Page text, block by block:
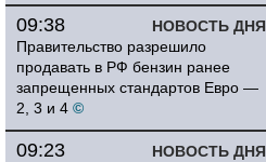
НОВОСТЬ ДНЯ
09:38
Правительство разрешило
продавать в РФ бензин ранее
запрещенных стандартов Евро —
2, 3 и 4 ©
НОВОСТЬ ДНЯ
09:23